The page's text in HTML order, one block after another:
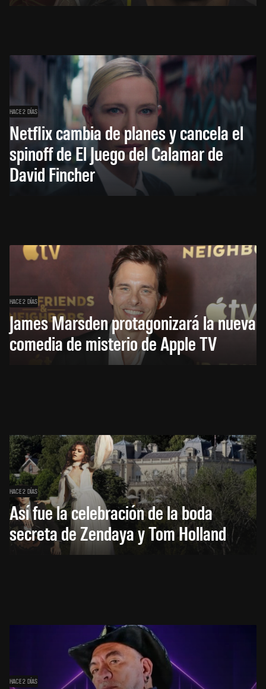
HACE 2 DÍAS
Netflix cambia de planes y cancela el
spinoff de El Juego del Calamar de
David Fincher
HACE 2 DÍAS
James Marsden protagonizará la nueva
comedia de misterio de Apple TV
HACE 2 DÍAS
Así fue la celebración de la boda
secreta de Zendaya y Tom Holland
HACE 2 DÍAS